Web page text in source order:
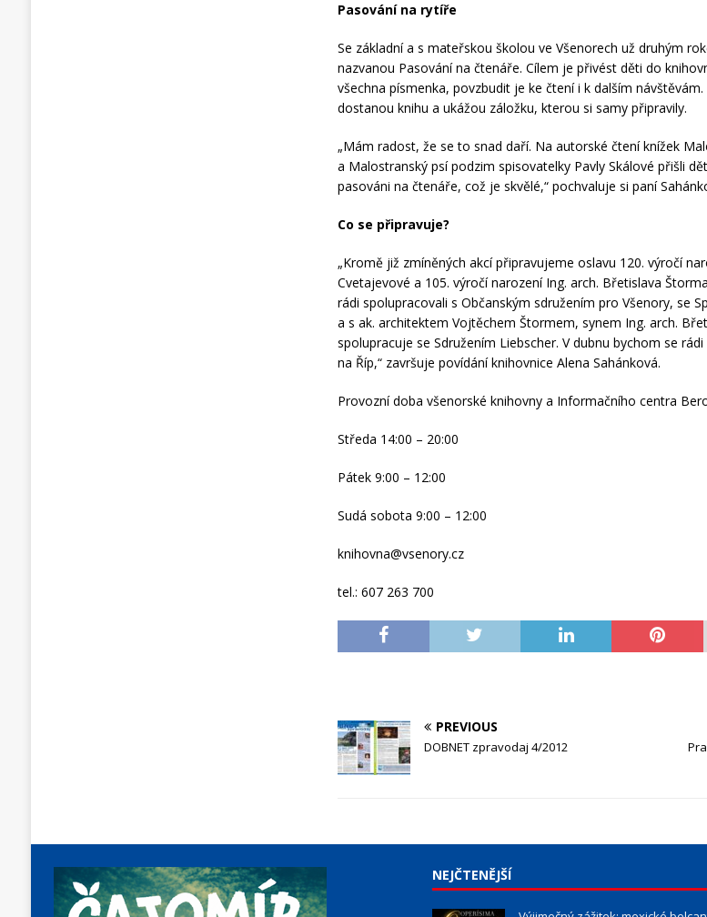
Pasování na rytíře
Se základní a s mateřskou školou ve Všenorech už druhým
nazvanou Pasování na čtenáře. Cílem je přivést děti do
všechna písmenka, povzbudit je ke čtení i k dalším
dostanou knihu a ukážou záložku, kterou si samy připravily.
„Mám radost, že se to snad daří. Na autorské čtení knížek
a Malostranský psí podzim spisovatelky Pavly Skálové přišli
pasováni na čtenáře, což je skvělé,“ pochvaluje si paní
Co se připravuje?
„Kromě již zmíněných akcí připravujeme oslavu 120. výročí
Cvetajevové a 105. výročí narození Ing. arch. Břetislava
rádi spolupracovali s Občanským sdružením pro Všenory, se
a s ak. architektem Vojtěchem Štormem, synem Ing. arch.
spolupracuje se Sdružením Liebscher. V dubnu bychom se
na Říp,“ završuje povídání knihovnice Alena Sahánková.
Provozní doba všenorské knihovny a Informačního centra
Středa 14:00 – 20:00
Pátek 9:00 – 12:00
Sudá sobota 9:00 – 12:00
knihovna@vsenory.cz
tel.: 607 263 700
PREVIOUS
DOBNET zpravodaj 4/2012
NEJČTENĚJŠÍ